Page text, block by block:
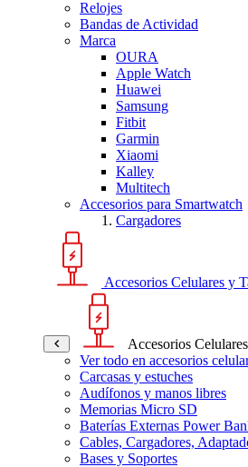
Relojes
Bandas de Actividad
Marca
OURA
Apple Watch
Huawei
Samsung
Fitbit
Garmin
Xiaomi
Kalley
Multitech
Accesorios para Smartwatch
Cargadores
Accesorios Celulares y
Accesorios
Ver todo en accesorios
Carcasas y estuches
Audífonos y manos libres
Memorias Micro SD
Baterías Externas Power
Cables, Cargadores,
Bases y Soportes